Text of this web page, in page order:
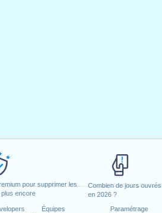
pour supprimer les
encore
Combien de jours ouvrés
en 2026 ?
Équipes
Paramétrage